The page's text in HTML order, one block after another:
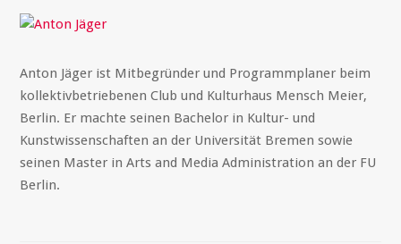
Anton Jäger ist Mitbegründer und Programmplaner beim
kollektivbetriebenen Club und Kulturhaus Mensch Meier,
Berlin. Er machte seinen Bachelor in Kultur- und
Kunstwissenschaften an der Universität Bremen sowie
seinen Master in Arts and Media Administration an der FU
Berlin.